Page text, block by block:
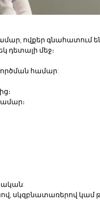
ովքեր գնահատում
դետալի մեջ։
համար:
սկզբնատառերով կամ